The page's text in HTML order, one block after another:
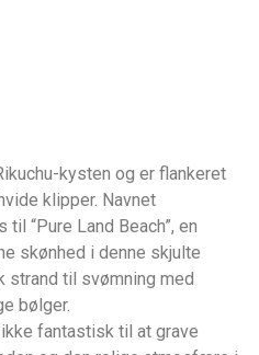
kysten og er flankeret
klipper. Navnet
“Pure Land Beach”, en
skønhed i denne skjulte
strand til svømning med
bølger.
fantastisk til at grave